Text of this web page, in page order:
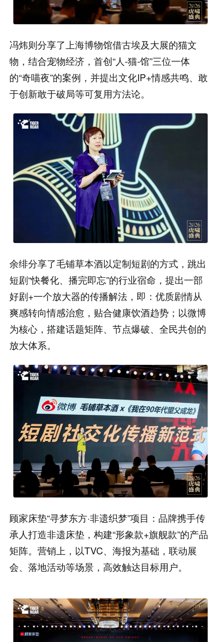
冯炜则分享了上海博物馆借古埃及大展的猫文
物，结合宠物经济，首创“人-猫-馆”三位一体
的“奇喵夜”的案例，并提出文化IP+情感共鸣、敢
于创新敢于破局等可复用方法论。
余绯分享了毛铺草本酒以定制短剧的方式，跳出
短剧“快餐化、播完即忘”的行业宿命，提出一部
好剧+一个放大器的传播解法，即：优质剧情从
爽感转向情感治愈，贴合健康饮酒趋势；以微博
为核心，搭建话题矩阵、节点爆破、全民共创的
放大体系。
顾家床垫“寻梦东方·非遗织梦”项目：品牌携手传
承人打造非遗床垫，构建“形象款+旗舰款”的产品
矩阵。营销上，以TVC、海报为基础，联动展
会、落地活动等场景，高效触达目标用户。